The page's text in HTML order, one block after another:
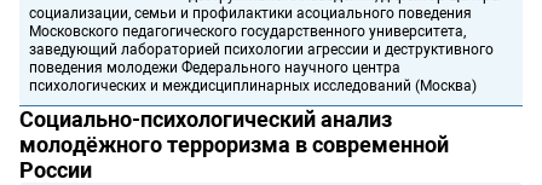
социализации, семьи и профилактики асоциального поведения
Московского педагогического государственного университета,
заведующий лабораторией психологии агрессии и деструктивного
поведения молодежи Федерального научного центра
психологических и междисциплинарных исследований (Москва)
Социально-психологический анализ
молодёжного терроризма в современной
России